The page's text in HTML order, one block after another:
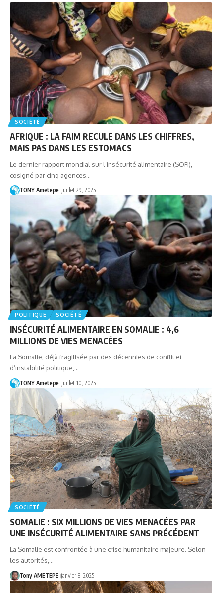
SOCIÉTÉ
AFRIQUE : LA FAIM RECULE DANS LES CHIFFRES,
MAIS PAS DANS LES ESTOMACS
Le dernier rapport mondial sur l’insécurité alimentaire (SOFI),
cosigné par cinq agences…
TONY Ametepe juillet 29, 2025
POLITIQUE SOCIÉTÉ
INSÉCURITÉ ALIMENTAIRE EN SOMALIE : 4,6
MILLIONS DE VIES MENACÉES
La Somalie, déjà fragilisée par des décennies de conflit et
d’instabilité politique,…
TONY Ametepe juillet 10, 2025
SOCIÉTÉ
SOMALIE : SIX MILLIONS DE VIES MENACÉES PAR
UNE INSÉCURITÉ ALIMENTAIRE SANS PRÉCÉDENT
La Somalie est confrontée à une crise humanitaire majeure. Selon
les autorités,…
Tony AMETEPE janvier 8, 2025